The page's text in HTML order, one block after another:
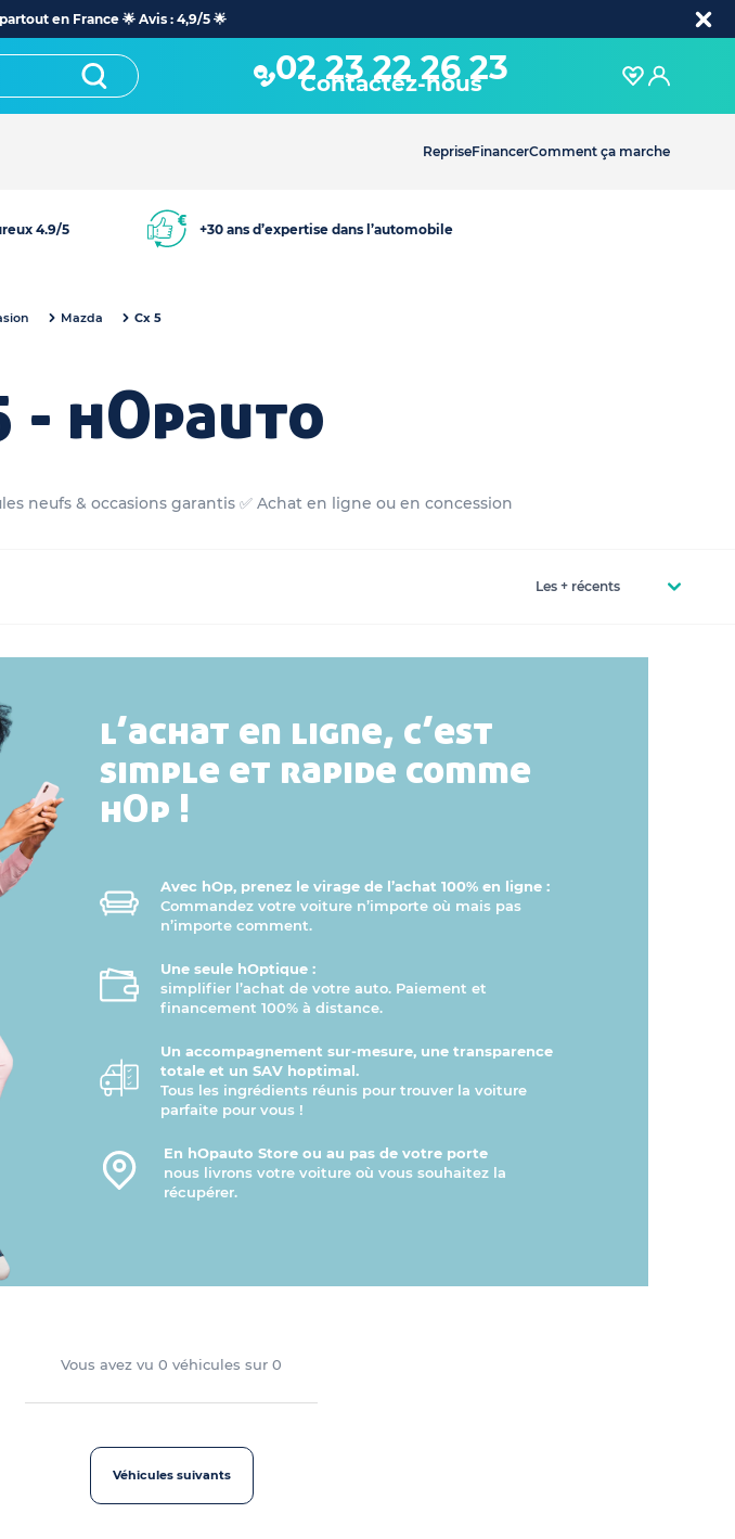
en France 🌟 Avis : 4,9/5 🌟
02 23 22 26 23
Contactez-nous
RepriseFinancerComment ça marche
4.9/5 +30 ans d’expertise dans l’automobile
Mazda Cx 5
- hOpauto
neufs & occasions garantis ✅ Achat en ligne ou en concession
l’achat en ligne, c’est
simple et rapide comme
hOp !
Avec hOp, prenez le virage de l’achat 100% en ligne :
Commandez votre voiture n’importe où mais pas
n’importe comment.
Une seule hOptique :
simplifier l’achat de votre auto. Paiement et
financement 100% à distance.
Un accompagnement sur-mesure, une transparence
totale et un SAV hoptimal.
Tous les ingrédients réunis pour trouver la voiture
parfaite pour vous !
En hOpauto Store ou au pas de votre porte
nous livrons votre voiture où vous souhaitez la
récupérer.
Vous avez vu 0véhicules sur0
Véhicules suivants